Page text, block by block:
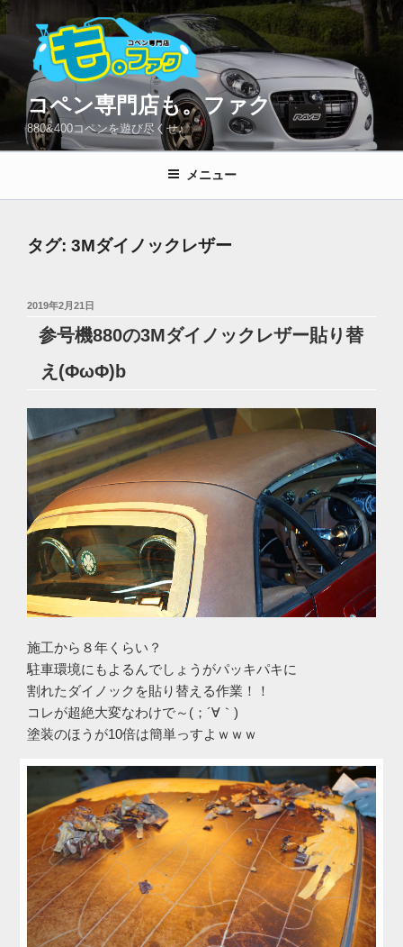
コ
ン
ン
ス
プ
コペン専門店も。ファク
880&400コペンを遊び尽くせ♪
メニュー
タグ: 3Mダイノックレザー
投
日:
2019年2月21日
参号機880の3Mダイノックレザー貼り替
え(ΦωΦ)b
施工から８年くらい？
駐車環境にもよるんでしょうがパッキパキに
割れたダイノックを貼り替える作業！！
コレが超絶大変なわけで～(；´∀｀)
塗装のほうが10倍は簡単っすよｗｗｗ